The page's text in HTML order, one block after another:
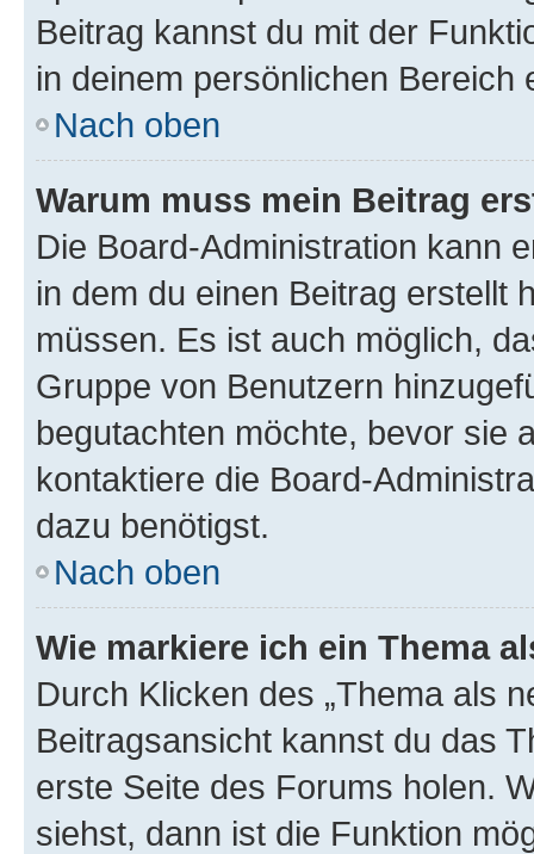
Beitrag kannst du mit der
in deinem persönlichen Bereich
Nach oben
Warum muss mein Beitrag
Die Board-Administration kann
in dem du einen Beitrag erstellt
müssen. Es ist auch möglich,
Gruppe von Benutzern
begutachten möchte, bevor sie
kontaktiere die Board-
dazu benötigst.
Nach oben
Wie markiere ich ein Thema
Durch Klicken des „Thema als
Beitragsansicht kannst du das
erste Seite des Forums holen.
siehst, dann ist die Funktion